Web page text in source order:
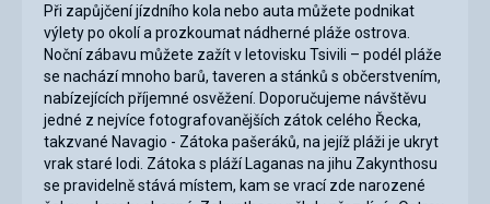
Při zapůjčení jízdního kola nebo auta můžete podnikat
výlety po okolí a prozkoumat nádherné pláže ostrova.
Noční zábavu můžete zažít v letovisku Tsivili – podél pláže
se nachází mnoho barů, taveren a stánků s občerstvením,
nabízejících příjemné osvěžení. Doporučujeme návštěvu
jedné z nejvíce fotografovanějších zátok celého Řecka,
takzvané Navagio - Zátoka pašeráků, na jejíž pláži je ukryt
vrak staré lodi. Zátoka s pláží Laganas na jihu Zakynthosu
se pravidelně stává místem, kam se vrací zde narozené